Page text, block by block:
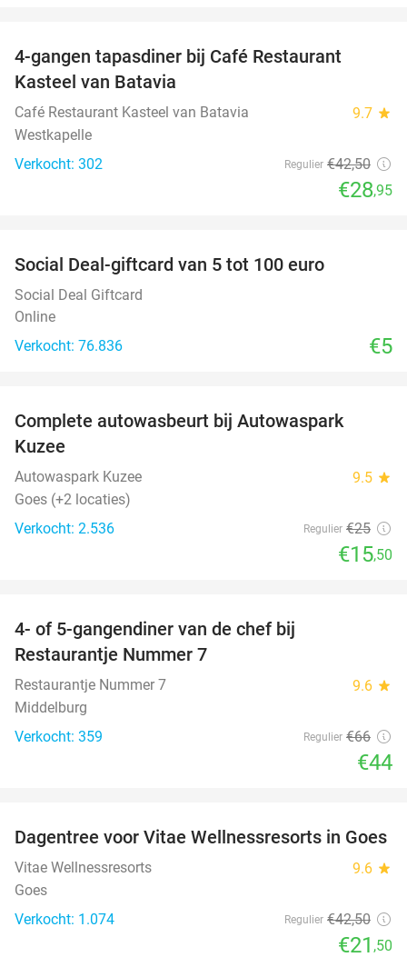
4-gangen tapasdiner bij Café Restaurant
Kasteel van Batavia
Café Restaurant Kasteel van Batavia 9.7 star
Westkapelle
Verkocht: 302
Regulier €42,50
€28,95
Social Deal-giftcard van 5 tot 100 euro
Social Deal Giftcard
Online
Verkocht: 76.836
€5
Complete autowasbeurt bij Autowaspark
Kuzee
Autowaspark Kuzee 9.5 star
Goes (+2 locaties)
Verkocht: 2.536
Regulier €25
€15,50
4- of 5-gangendiner van de chef bij
Restaurantje Nummer 7
Restaurantje Nummer 7 9.6 star
Middelburg
Verkocht: 359
Regulier €66
€44
49%
Dagentree voor Vitae Wellnessresorts in Goes
Vitae Wellnessresorts 9.6 star
Goes
Verkocht: 1.074
Regulier €42,50
€21 ,50